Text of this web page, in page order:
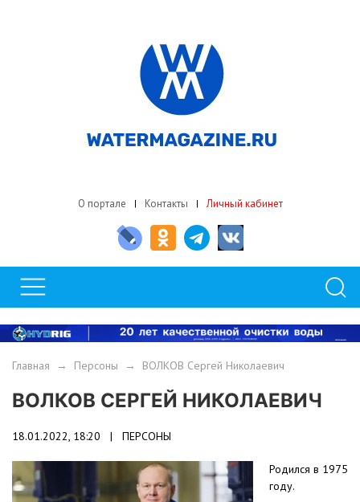
О портале Контакты Личный кабинет
Главная → Персоны → ВОЛКОВ Сергей Николаевич
ВОЛКОВ СЕРГЕЙ НИКОЛАЕВИЧ
18.01.2022, 18:20 | ПЕРСОНЫ
Родился в 1975
году.